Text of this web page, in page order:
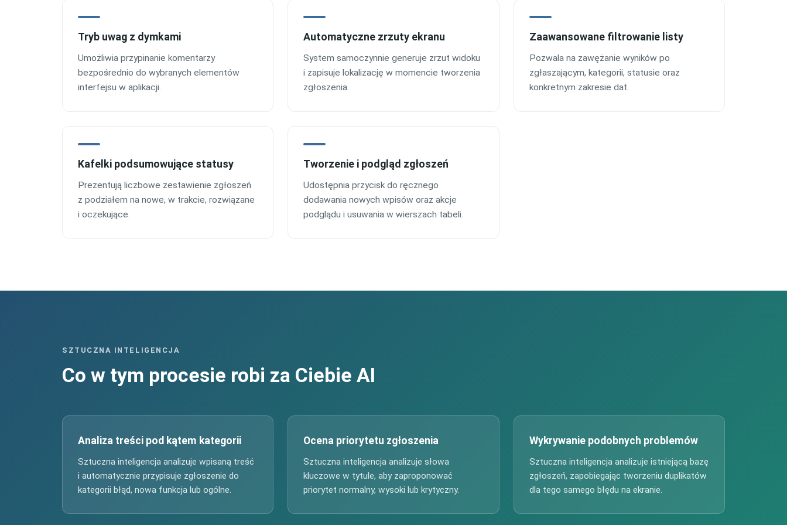
Tryb uwag z dymkami
Umożliwia przypinanie komentarzy
bezpośrednio do wybranych elementów
interfejsu w aplikacji.
Automatyczne zrzuty ekranu
System samoczynnie generuje zrzut widoku
i zapisuje lokalizację w momencie tworzenia
zgłoszenia.
Zaawansowane filtrowanie listy
Pozwala na zawężanie wyników po
zgłaszającym, kategorii, statusie oraz
konkretnym zakresie dat.
Kafelki podsumowujące statusy
Prezentują liczbowe zestawienie zgłoszeń
z podziałem na nowe, w trakcie, rozwiązane
i oczekujące.
Tworzenie i podgląd zgłoszeń
Udostępnia przycisk do ręcznego
dodawania nowych wpisów oraz akcje
podglądu i usuwania w wierszach tabeli.
SZTUCZNA INTELIGENCJA
Co w tym procesie robi za Ciebie AI
Analiza treści pod kątem kategorii
Sztuczna inteligencja analizuje wpisaną treść
i automatycznie przypisuje zgłoszenie do
kategorii błąd, nowa funkcja lub ogólne.
Ocena priorytetu zgłoszenia
Sztuczna inteligencja analizuje słowa
kluczowe w tytule, aby zaproponować
priorytet normalny, wysoki lub krytyczny.
Wykrywanie podobnych problemów
Sztuczna inteligencja analizuje istniejącą bazę
zgłoszeń, zapobiegając tworzeniu duplikatów
dla tego samego błędu na ekranie.